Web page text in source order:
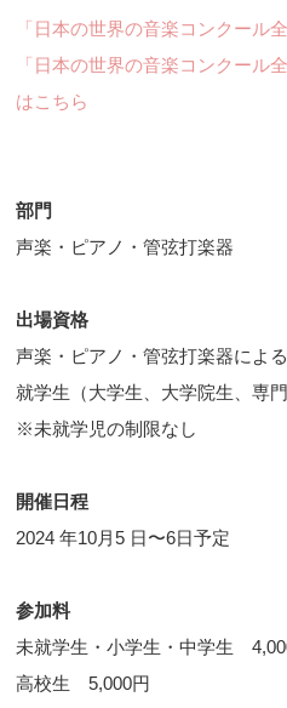
「日本の世界の音楽コンクール
「日本の世界の音楽コンクール
はこちら
部門
声楽・ピアノ・管弦打楽器
出場資格
声楽・ピアノ・管弦打楽器によ
就学生（大学生、大学院生、専
※未就学児の制限なし
開催日程
2024 年10月5 日〜6日予定
参加料
未就学生・小学生・中学生
高校生 5,000円